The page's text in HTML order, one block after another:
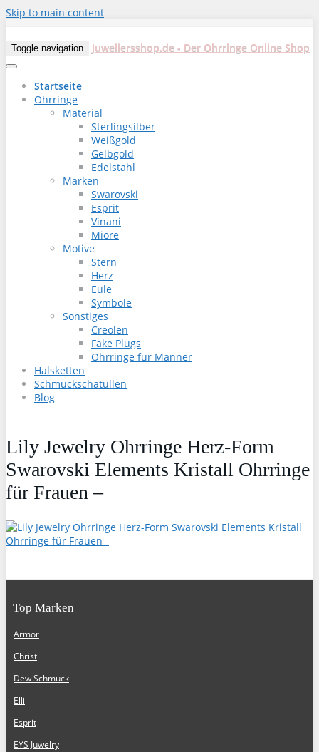
Skip to main content
Toggle navigation Juweliersshop.de - Der Ohrringe Online Shop
Startseite
Ohrringe
Material
Sterlingsilber
Weißgold
Gelbgold
Edelstahl
Marken
Swarovski
Esprit
Vinani
Miore
Motive
Stern
Herz
Eule
Symbole
Sonstiges
Creolen
Fake Plugs
Ohrringe für Männer
Halsketten
Schmuckschatullen
Blog
Lily Jewelry Ohrringe Herz-Form
Swarovski Elements Kristall Ohrringe
für Frauen –
Top Marken
Armor
Christ
Dew Schmuck
Elli
Esprit
EYS Juwelry